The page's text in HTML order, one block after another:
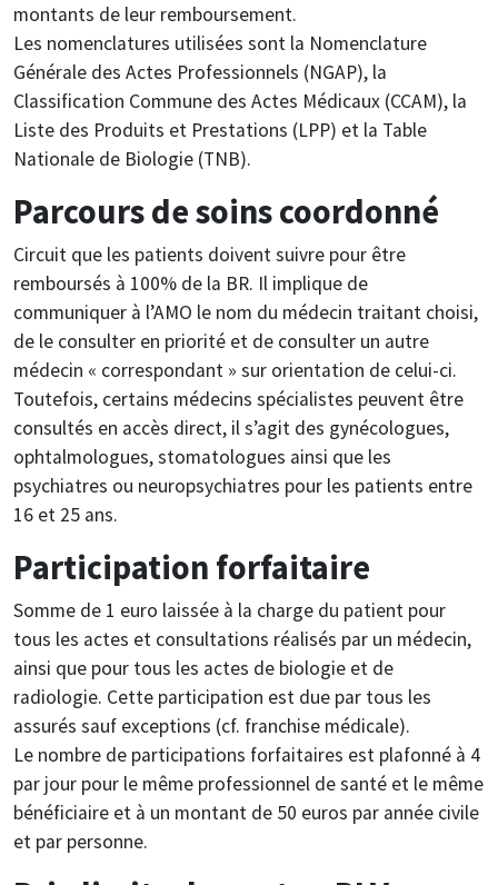
montants de leur remboursement.
Les nomenclatures utilisées sont la Nomenclature
Générale des Actes Professionnels (NGAP), la
Classification Commune des Actes Médicaux (CCAM), la
Liste des Produits et Prestations (LPP) et la Table
Nationale de Biologie (TNB).
Parcours de soins coordonné
Circuit que les patients doivent suivre pour être
remboursés à 100% de la BR. Il implique de
communiquer à l’AMO le nom du médecin traitant choisi,
de le consulter en priorité et de consulter un autre
médecin « correspondant » sur orientation de celui-ci.
Toutefois, certains médecins spécialistes peuvent être
consultés en accès direct, il s’agit des gynécologues,
ophtalmologues, stomatologues ainsi que les
psychiatres ou neuropsychiatres pour les patients entre
16 et 25 ans.
Participation forfaitaire
Somme de 1 euro laissée à la charge du patient pour
tous les actes et consultations réalisés par un médecin,
ainsi que pour tous les actes de biologie et de
radiologie. Cette participation est due par tous les
assurés sauf exceptions (cf. franchise médicale).
Le nombre de participations forfaitaires est plafonné à 4
par jour pour le même professionnel de santé et le même
bénéficiaire et à un montant de 50 euros par année civile
et par personne.